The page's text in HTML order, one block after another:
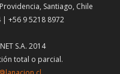
Santiago, Chile
| +56 9 5218 8972
S.A. 2014
total o parcial.